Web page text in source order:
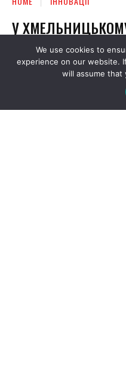
We use cookies to
experience on our website.
will assume that